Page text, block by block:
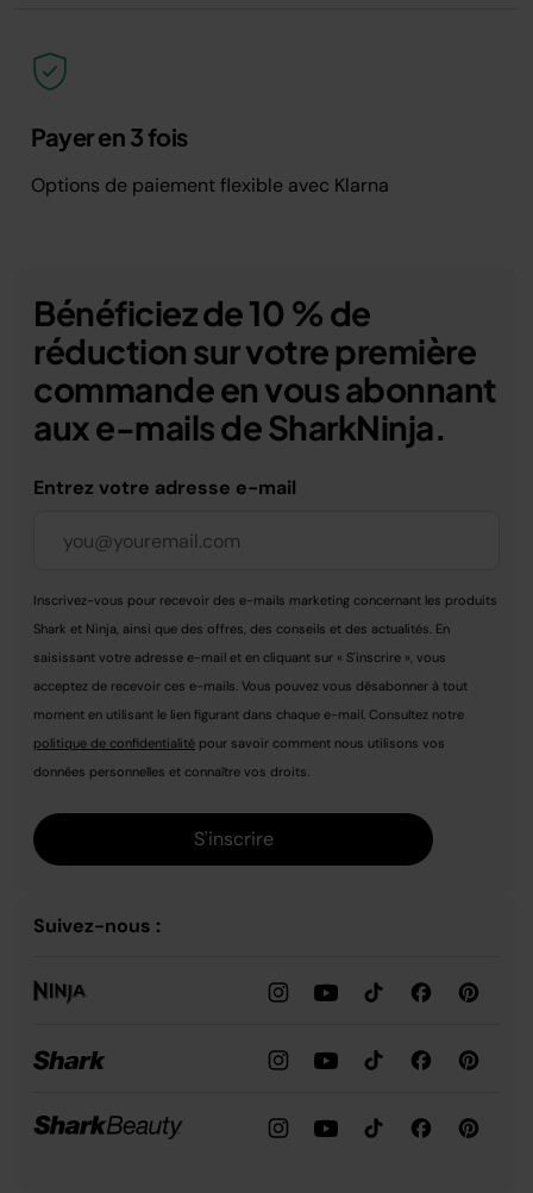
Payer en 3 fois
Options de paiement flexible avec Klarna
Bénéficiez de 10 % de
réduction sur votre première
commande en vous abonnant
aux e-mails de SharkNinja.
Entrez votre adresse e-mail
Inscrivez-vous pour recevoir des e-mails marketing concernant les produits
Shark et Ninja, ainsi que des offres, des conseils et des actualités. En
saisissant votre adresse e-mail et en cliquant sur « S'inscrire », vous
acceptez de recevoir ces e-mails. Vous pouvez vous désabonner à tout
moment en utilisant le lien figurant dans chaque e-mail. Consultez notre
politique de confidentialité pour savoir comment nous utilisons vos
données personnelles et connaître vos droits.
S'inscrire
Suivez-nous :